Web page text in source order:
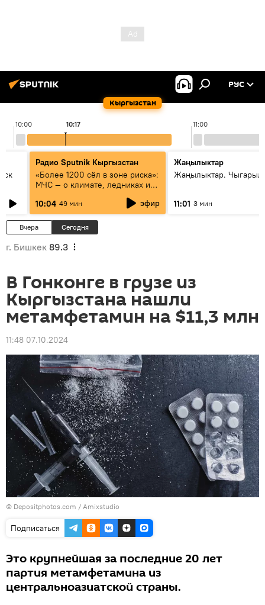
Кыргызстан
РУС
10:00 11:00
10:17
Радио Sputnik Кыргызстан
«Более 1200 сёл в зоне риска»:
МЧС — о климате, ледниках и
населения
10:04 49 мин эфир
Жаңылыктар
Жаңылыктар.
11:01 3 мин
Вчера Сегодня
г. Бишкек 89.3
В Гонконге в грузе из
Кыргызстана нашли
метамфетамин на $11,3 млн
11:48 07.10.2024
© Depositphotos.com / Amixstudio
Подписаться
Это крупнейшая за последние 20 лет
партия метамфетамина из
центральноазиатской страны.